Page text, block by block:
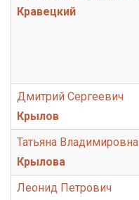
Кравецкий
Дмитрий Сергеевич
Крылов
Татьяна Владимировна
Крылова
Леонид Петрович